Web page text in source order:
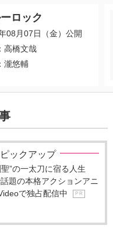
ロック
08月07日（金）公開
高橋文哉
瀧悠輔
ピックアップ
”の一太刀に宿る人生
題の本格アクションアニ
で独占配信中
P R